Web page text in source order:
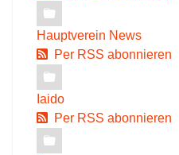
Hauptverein News
Per RSS abonnieren
Iaido
Per RSS abonnieren